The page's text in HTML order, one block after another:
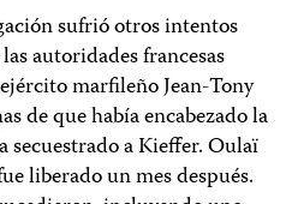
sufrió otros intentos
autoridades francesas
marfileño Jean-Tony
de que había encabezado la
secuestrado a Kieffer. Oulaï
liberado un mes después.